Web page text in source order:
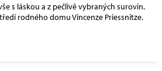
s láskou a z pečlivě vybraných surovin.
rodného domu Vincenze Priessnitze.